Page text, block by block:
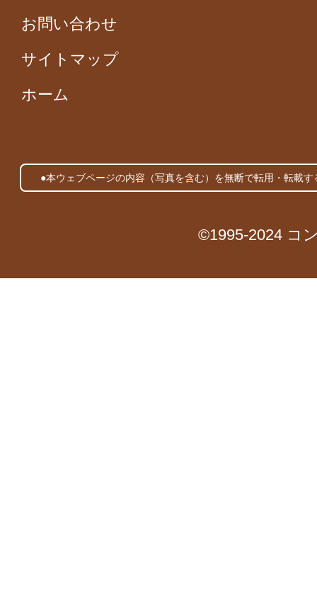
お問い合わせ
サイトマップ
ホーム
●本ウェブページの内容（写真を含む）を無断で転用・転載
©1995-2024 コ